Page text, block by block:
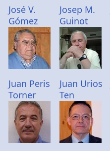
José V.
Gómez
Josep M.
Guinot
Juan Peris
Torner
Juan Urios
Ten